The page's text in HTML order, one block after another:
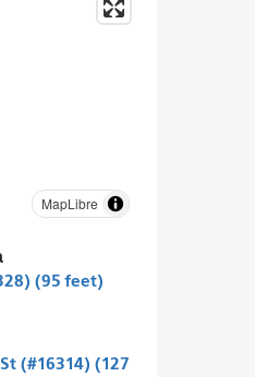
MapLibre
(95 feet)
(#16314) (127